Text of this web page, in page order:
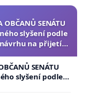
OBČANŮ SENÁTU
slyšení podle
na přijetí
SENÁTU
slyšení podle §
na přijetí